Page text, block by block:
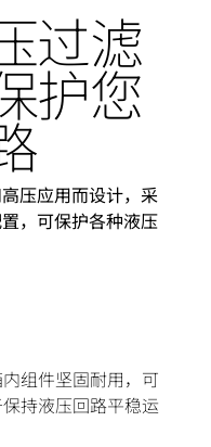
过滤
护您
压应用而设计，采
，可保护各种液压
组件坚固耐用，可
持液压回路平稳运